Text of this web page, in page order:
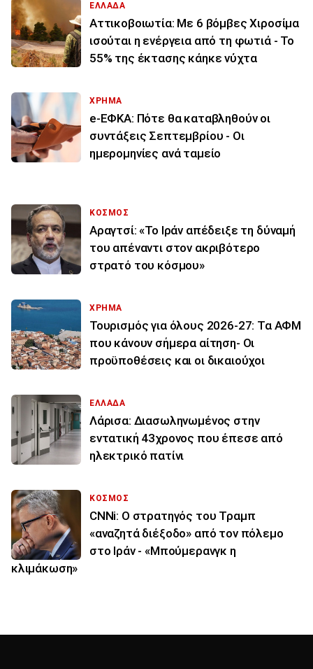
ΕΛΛΑΔΑ
Αττικοβοιωτία: Με 6 βόμβες Χιροσίμα
ισούται η ενέργεια από τη φωτιά - Το
55% της έκτασης κάηκε νύχτα
ΧΡΗΜΑ
e-ΕΦΚΑ: Πότε θα καταβληθούν οι
συντάξεις Σεπτεμβρίου - Οι
ημερομηνίες ανά ταμείο
ΚΟΣΜΟΣ
Αραγτσί: «Το Ιράν απέδειξε τη δύναμή
του απέναντι στον ακριβότερο
στρατό του κόσμου»
ΧΡΗΜΑ
Τουρισμός για όλους 2026-27: Τα ΑΦΜ
που κάνουν σήμερα αίτηση- Οι
προϋποθέσεις και οι δικαιούχοι
ΕΛΛΑΔΑ
Λάρισα: Διασωληνωμένος στην
εντατική 43χρονος που έπεσε από
ηλεκτρικό πατίνι
ΚΟΣΜΟΣ
CNNi: Ο στρατηγός του Τραμπ
«αναζητά διέξοδο» από τον πόλεμο
στο Ιράν - «Μπούμερανγκ η
κλιμάκωση»